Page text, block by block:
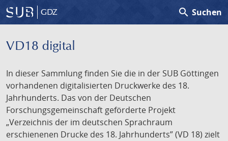
GDZ search Suchen
VD18 digital
In dieser Sammlung finden Sie die in der SUB Göttingen
vorhandenen digitalisierten Druckwerke des 18.
Jahrhunderts. Das von der Deutschen
Forschungsgemeinschaft geförderte Projekt
„Verzeichnis der im deutschen Sprachraum
erschienenen Drucke des 18. Jahrhunderts” (VD 18) zielt